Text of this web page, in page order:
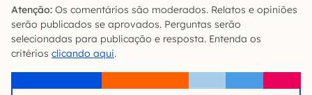
Atenção: Os comentários são moderados. Relatos e opiniões
serão publicados se aprovados. Perguntas serão
selecionadas para publicação e resposta. Entenda os
critérios clicando aqui.